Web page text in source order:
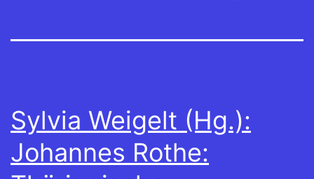
Sylvia Weigelt (Hg.):
Johannes Rothe: